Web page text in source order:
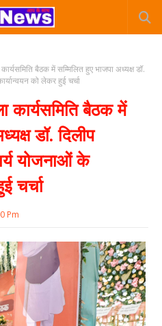
कार्यसमिति बैठक में सम्मिलित हुए भाजपा अध्यक्ष डॉ.
को लेकर हुई चर्चा
कार्यसमिति बैठक में
डॉ. दिलीप
योजनाओं के
चर्चा
Pm